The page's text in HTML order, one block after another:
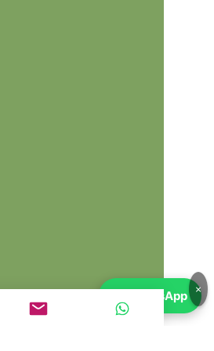
para sus necesidades
automotrices!
que un motor
×
WhatsApp